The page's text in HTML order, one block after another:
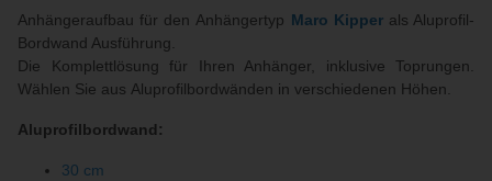
Anhängeraufbau für den Anhängertyp Maro Kipper als Aluprofil-
Bordwand Ausführung.
Die Komplettlösung für Ihren Anhänger, inklusive Toprungen.
Wählen Sie aus Aluprofilbordwänden in verschiedenen Höhen.
Aluprofilbordwand:
30 cm